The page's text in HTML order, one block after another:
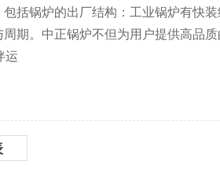
括锅炉的出厂结构：工业锅炉有快
期。中正锅炉不但为用户提供高品
运